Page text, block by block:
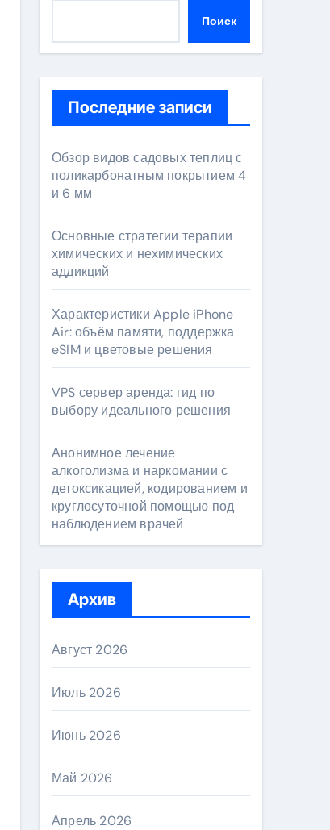
Поиск
Последние записи
Обзор видов садовых теплиц с
поликарбонатным покрытием 4
и 6 мм
Основные стратегии терапии
химических и нехимических
аддикций
Характеристики Apple iPhone
Air: объём памяти, поддержка
eSIM и цветовые решения
VPS сервер аренда: гид по
выбору идеального решения
Анонимное лечение
алкоголизма и наркомании с
детоксикацией, кодированием и
круглосуточной помощью под
наблюдением врачей
Архив
Август 2026
Июль 2026
Июнь 2026
Май 2026
Апрель 2026